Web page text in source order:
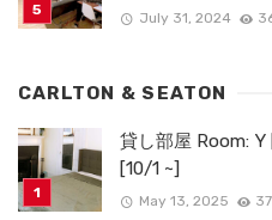
July 31, 2024
CARLTON & SEATON
貸し部屋 Room:
[10/1 ~]
May 13, 2025